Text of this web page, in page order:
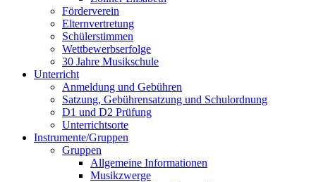
Förderverein
Elternvertretung
Schülerstimmen
Wettbewerbserfolge
30 Jahre Musikschule
Unterricht
Anmeldung und Gebühren
Satzung, Gebührensatzung und Schulordnung
D1 und D2 Prüfung
Unterrichtsorte
Instrumente/Gruppen
Gruppen
Allgemeine Informationen
Musikzwerge